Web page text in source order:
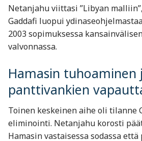
Netanjahu viittasi ”Libyan
Gaddafi luopui
2003 sopimuksessa
valvonnassa.
Hamasin tuhoaminen
panttivankien
Toinen keskeinen aihe oli tilanne
eliminointi. Netanjahu korosti
Hamasin vastaisessa sodassa